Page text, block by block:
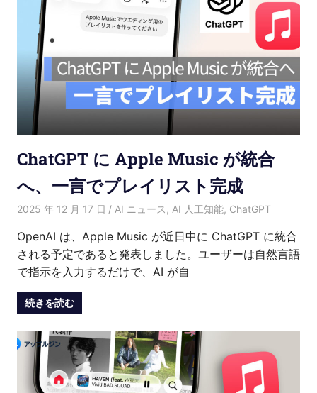
機
紹
介
ChatGPT に Apple Music が統合
へ、一言でプレイリスト完成
2025 年 12 月 17 日 愛麗絲
AI ニュース , AI 人工知能, ChatGPT
OpenAI は、Apple Music が近日中に ChatGPT に統合
される予定であると発表しました。ユーザーは自然言語
で指示を入力するだけで、AI が自
続きを読む